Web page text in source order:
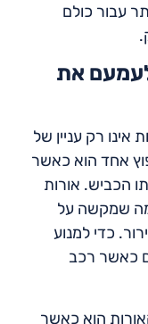
עבור כולם
את
רק עניין של
אחד הוא כאשר
הכביש. אורות
מה שמקשה על
כדי למנוע
כאשר רכב
הוא כאשר